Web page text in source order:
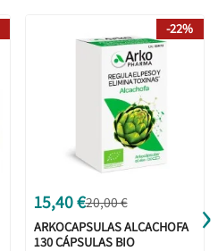
15,40 €20,00 €
ARKOCAPSULAS ALCACHOFA
130 CÁPSULAS BIO
-22%
›